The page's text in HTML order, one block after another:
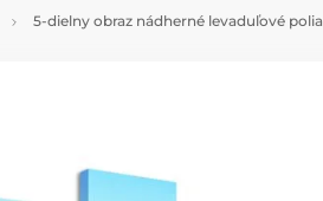
5-dielny obraz nádherné levaduľové polia